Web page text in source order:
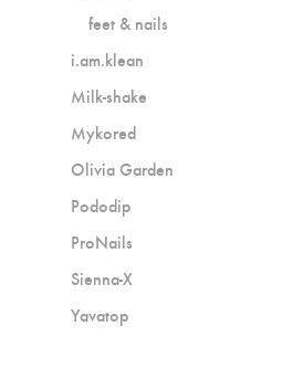
feet & nails
i.am.klean
Milk-shake
Mykored
Olivia Garden
Pododip
ProNails
Sienna-X
Yavatop